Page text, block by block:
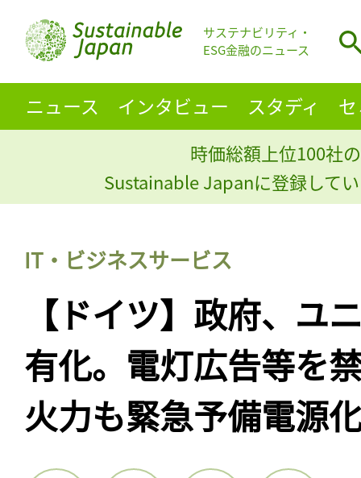
サステナビリティ・
ESG金融のニュース
ニュース インタビュー スタディ
時価総額上位100社
Sustainable Japanに登録して
IT・ビジネスサービス
【ドイツ】政府、ユ
有化。電灯広告等を
火力も緊急予備電源